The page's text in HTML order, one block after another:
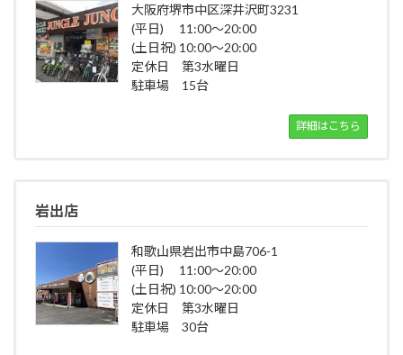
大阪府堺市中区深井沢町3231
(平日) 11:00～20:00
(土日祝) 10:00～20:00
定休日 第3水曜日
駐車場 15台
詳細はこちら
岩出店
和歌山県岩出市中島706-1
(平日) 11:00～20:00
(土日祝) 10:00～20:00
定休日 第3水曜日
駐車場 30台